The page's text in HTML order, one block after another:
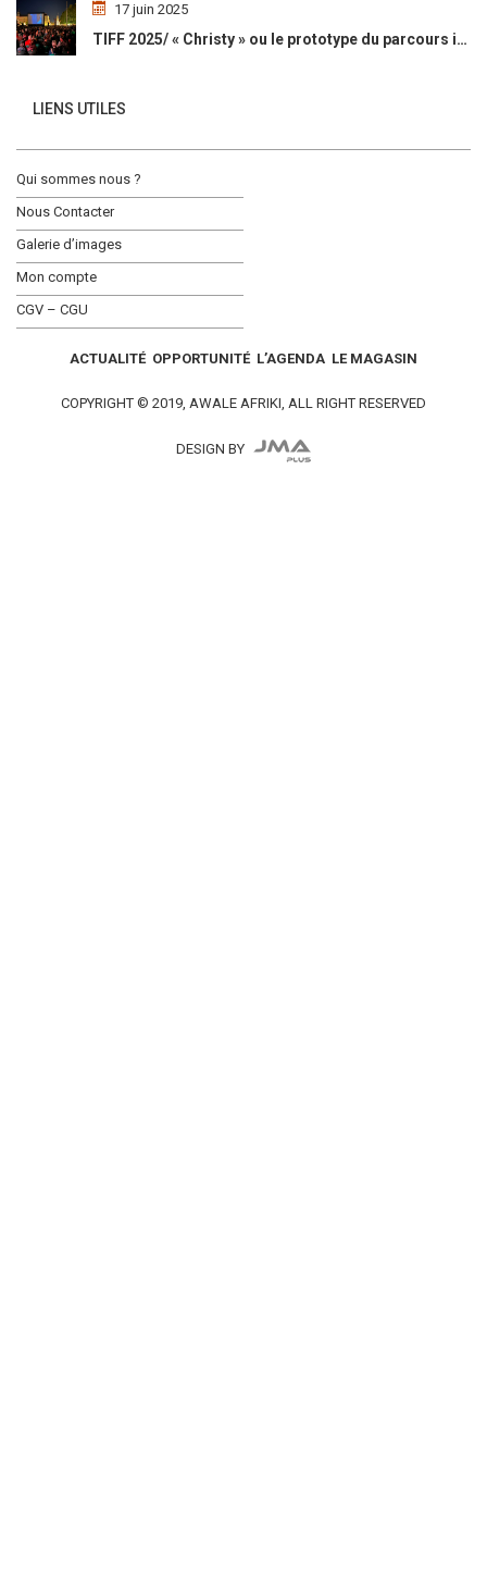
17 juin 2025
TIFF 2025/ « Christy » ou le prototype du parcours initiatique
LIENS UTILES
Qui sommes nous ?
Nous Contacter
Galerie d’images
Mon compte
CGV – CGU
ACTUALITÉ OPPORTUNITÉ L’AGENDA LE MAGASIN
COPYRIGHT © 2019, AWALE AFRIKI, ALL RIGHT RESERVED
DESIGN BY